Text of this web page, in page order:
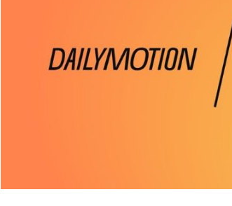
Perez, Samsung Ads: «L'Italia è un
mercato strategico e continuerà a